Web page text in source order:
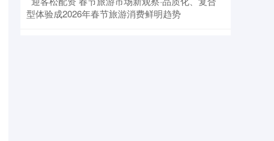
型体验成2026年春节旅游消费鲜明趋势